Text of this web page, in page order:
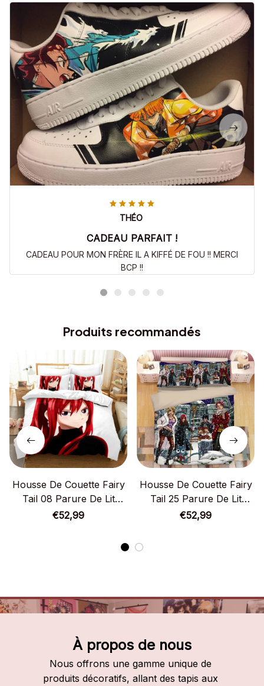
THÉO
CADEAU PARFAIT !
CADEAU POUR MON FRÈRE IL A KIFFÉ DE FOU !! MERCI
BCP !!
Produits recommandés
Housse De Couette Fairy
Tail 08 Parure De Lit
Ensemble De Literie
€52,99
Housse De Couette Fairy
Tail 25 Parure De Lit
Ensemble De Literie
€52,99
À propos de nous
Nous offrons une gamme unique de
produits décoratifs, allant des tapis aux